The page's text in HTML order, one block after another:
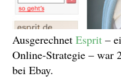
Ausgerechnet Esprit –
Online-Strategie – war
bei Ebay.